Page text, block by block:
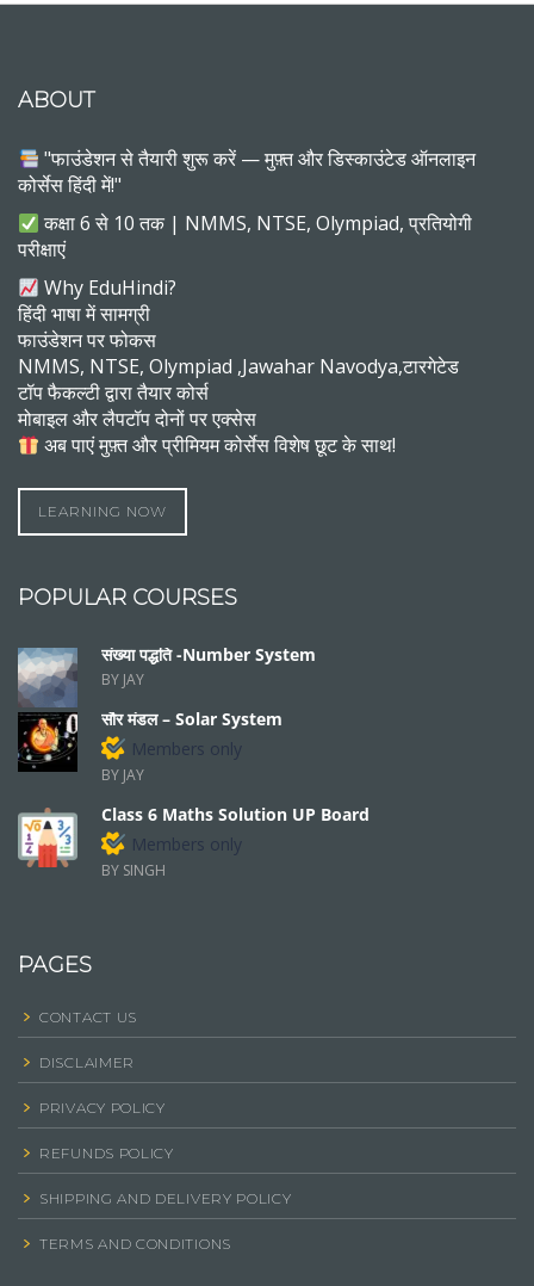
ABOUT
"फाउंडेशन से तैयारी शुरू करें — मुफ़्त और डिस्काउंटेड ऑनलाइन
कोर्सेस हिंदी में!"
कक्षा 6 से 10 तक | NMMS, NTSE, Olympiad, प्रतियोगी
परीक्षाएं
Why EduHindi?
हिंदी भाषा में सामग्री
फाउंडेशन पर फोकस
NMMS, NTSE, Olympiad ,Jawahar Navodya,टारगेटेड
टॉप फैकल्टी द्वारा तैयार कोर्स
मोबाइल और लैपटॉप दोनों पर एक्सेस
अब पाएं मुफ़्त और प्रीमियम कोर्सेस विशेष छूट के साथ!
LEARNING NOW
POPULAR COURSES
संख्या पद्धति -Number System
BY JAY
सौर मंडल – Solar System
Members only
BY JAY
Class 6 Maths Solution UP Board
Members only
BY SINGH
PAGES
CONTACT US
DISCLAIMER
PRIVACY POLICY
REFUNDS POLICY
SHIPPING AND DELIVERY POLICY
TERMS AND CONDITIONS